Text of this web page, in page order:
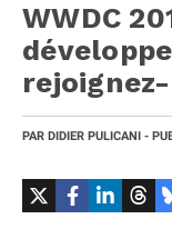
WWDC
PAR DIDIER PULICANI -